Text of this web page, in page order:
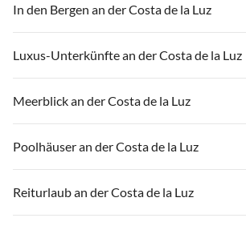
In den Bergen an der Costa de la Luz
Luxus-Unterkünfte an der Costa de la Luz
Meerblick an der Costa de la Luz
Poolhäuser an der Costa de la Luz
Reiturlaub an der Costa de la Luz